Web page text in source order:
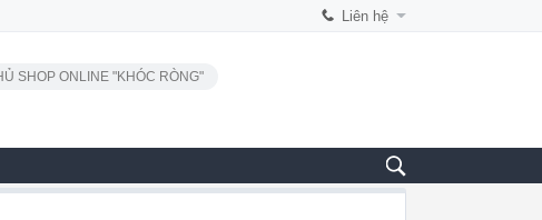
Liên hệ
SHOP ONLINE "KHÓC RÒNG"